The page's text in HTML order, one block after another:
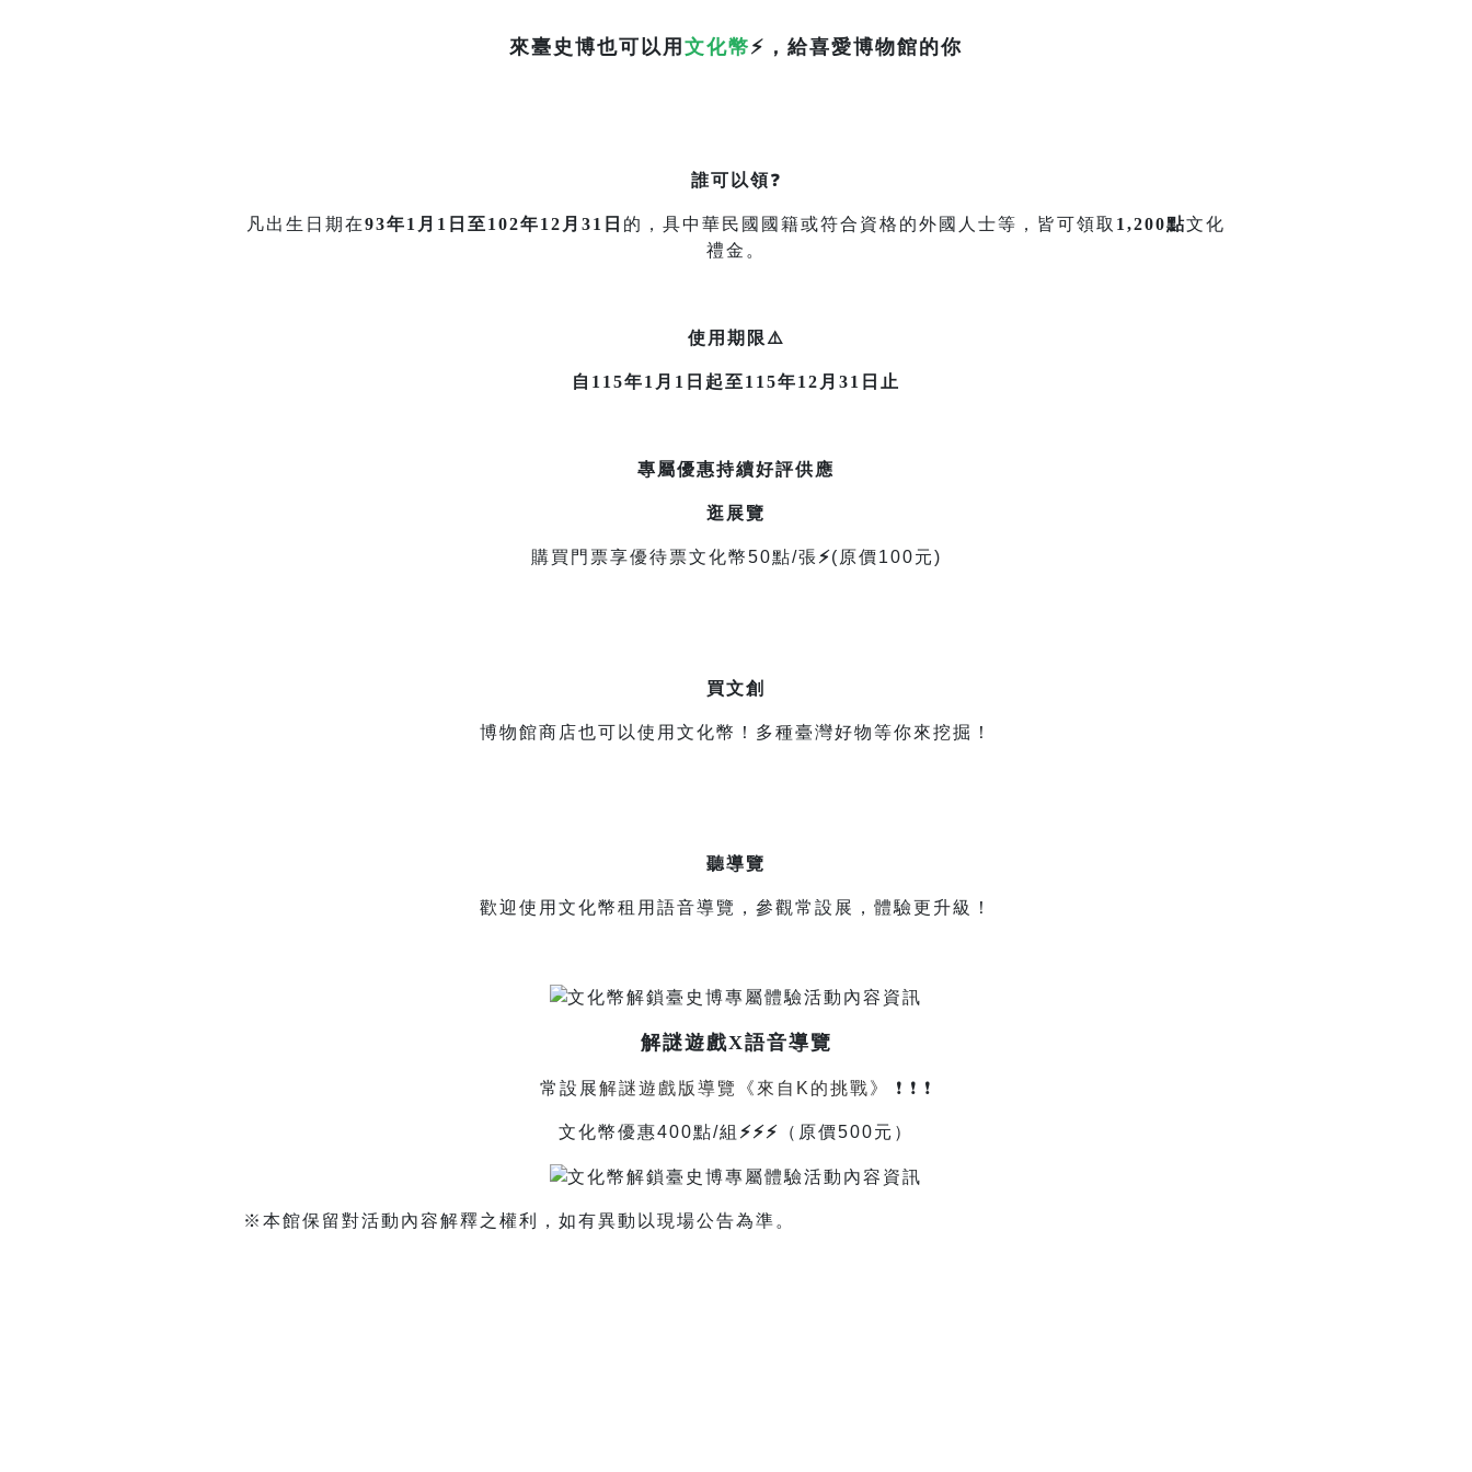
來臺史博也可以用 文化幣⚡ ，給喜愛博物館的你
誰可以領❓
凡出生日期在93年1月1日至102年12月31日 的，具中華民國國籍或符合資格的外國人士等，皆可領取 1,200點文化
禮金。
使用期限⚠️
自115年1月1日起至115年12月31日止
專屬優惠持續好評供應
逛展覽
購買門票享優待票文化幣50點/張⚡(原價100元)
買文創
博物館商店也可以使用文化幣！多種臺灣好物等你來挖掘！
聽導覽
歡迎使用文化幣租用語音導覽，參觀常設展，體驗更升級！
解謎遊戲X語音導覽
常設展解謎遊戲版導覽《來自K的挑戰》 ❗️ ❗️ ❗️
文化幣優惠400點/組 ⚡⚡⚡ （原價500元）
※本館保留對活動內容解釋之權利，如有異動以現場公告為準。